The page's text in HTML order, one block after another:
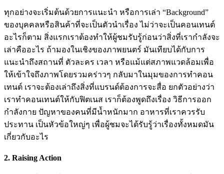
ทุกอย่างจะเริ่มต้นด้วยการแนะนำ หรือการเล่า “Background”
ของบุคคลหรือสินค้าที่จะเป็นตัวนำเรื่อง ไม่ว่าจะเป็นคอนเทนต์
อะไรก็ตาม สิ่งแรกเราต้องทำให้ผู้ชมรับรู้ก่อนว่าสิ่งที่เรากำลังจะ
เล่าคืออะไร ถ้ามองในเชิงของภาพยนตร์ มันเทียบได้กับการ
แนะนำถึงสถานที่ ตัวละคร เวลา หรือแม้แต่สภาพแวดล้อมเพื่อ
ให้เข้าใจถึงภาพโดยรวมคร่าวๆ กลับมาในมุมของการทำคอน
เทนต์ เราจะต้องเล่าถึงสิ่งที่แบรนด์ต้องการจะสื่อ ยกตัวอย่างว่า
เราทำคอนเทนต์ให้กับฟิตเนส เราก็ต้องพูดถึงเรื่อง วิธีการออก
กำลังกาย ปัญหาของคนที่มีน้ำหนักมาก อาหารที่เราควรรับ
ประทาน เป็นหัวข้อใหญ่ๆ เพื่อผู้ชมจะได้รับรู้ว่าเรื่องทั้งหมดมัน
เกี่ยวกับอะไร
2. Raising Action